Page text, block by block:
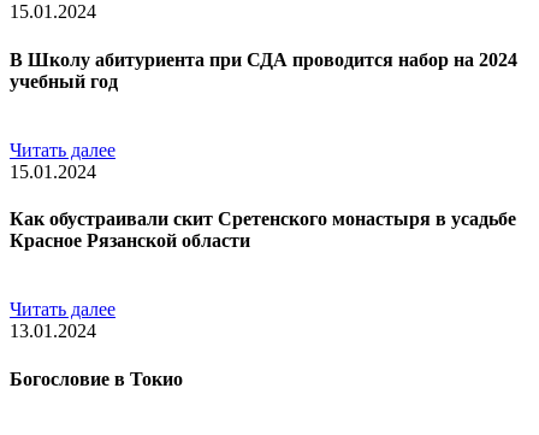
15.01.2024
В Школу абитуриента при СДА проводится набор на 2024
учебный год
Читать далее
15.01.2024
Как обустраивали скит Сретенского монастыря в усадьбе
Красное Рязанской области
Читать далее
13.01.2024
Богословие в Токио